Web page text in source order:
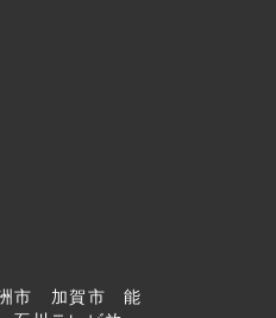
市 加賀市 能